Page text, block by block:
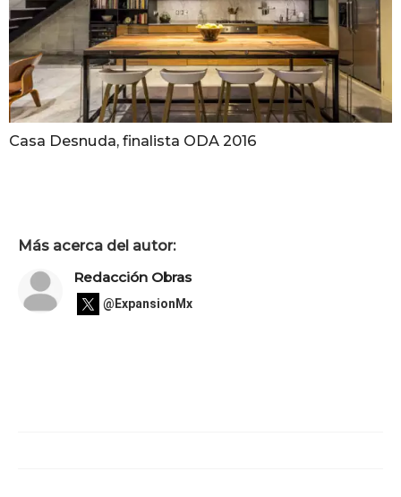
Casa Desnuda, finalista ODA 2016
Más acerca del autor:
Redacción Obras
@ExpansionMx